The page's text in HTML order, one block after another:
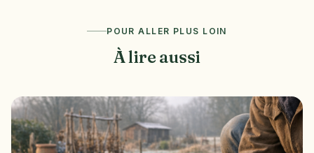
POUR ALLER PLUS LOIN
À lire aussi